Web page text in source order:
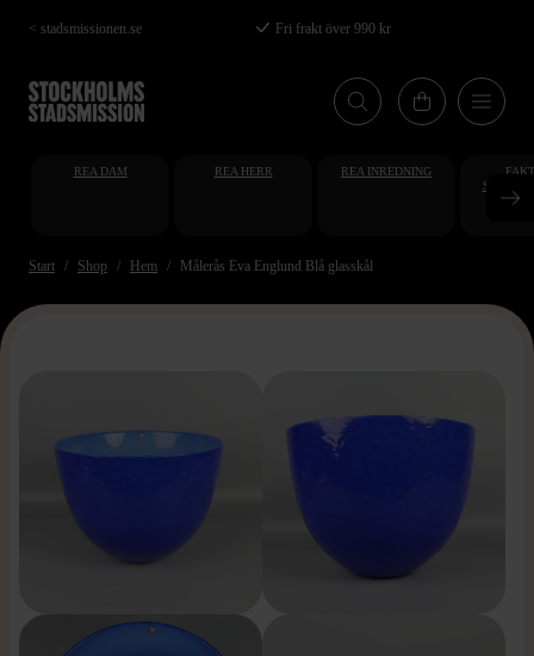
Hoppa
till
huvudinnehåll
< stadsmissionen.se Fri frakt över 990 kr
REA DAM REA HERR REA INREDNING
Start Shop Hem Målerås Eva Englund Blå glasskål